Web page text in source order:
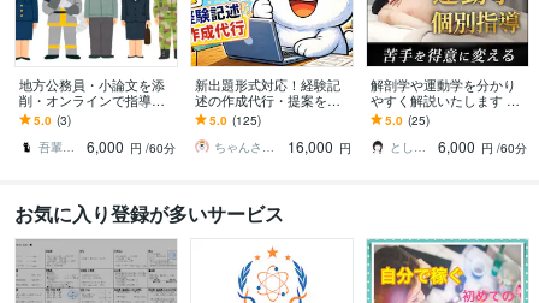
地方公務員・小論文を添
削・オンラインで指導し
ます 苦手意識を持つ方や
初心者にも、懇切・丁寧
に指導します。
5.0 (3)
吾輩は猫！
6,000 円 /60分
新出題形式対応！経験記
述の作成代行・提案をし
ます 土木施工管理技士の
経験記述が書けない方向
け※質問2つ分
5.0 (125)
ちゃんさと技師
16,000 円
解剖学や運動学を分かり
やすく解説いたします 運
動器認定理学療法士が図
解を用いて説明いたしま
す。
5.0 (25)
とし＠PT×Photographer
6,000 円 /60分
お気に入り登録が多いサービス